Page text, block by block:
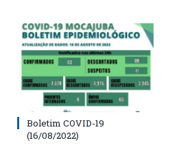
Boletim COVID-19
(16/08/2022)